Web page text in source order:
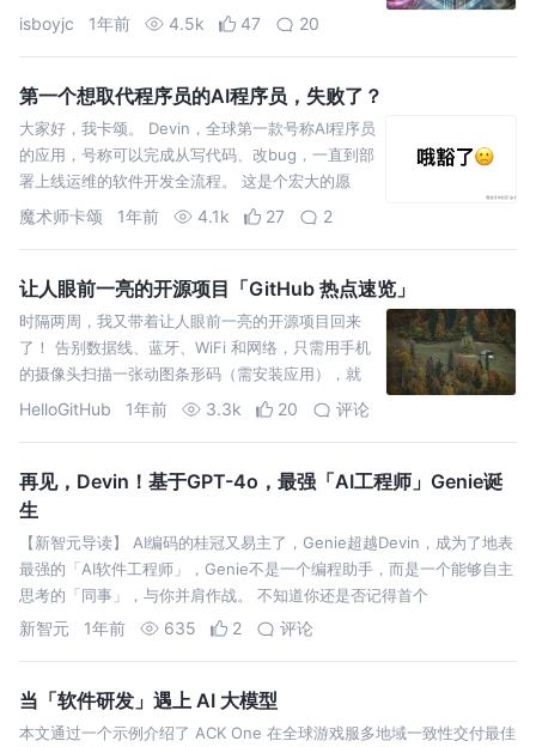
isboyjc 1年前 4.5k 47 20
第一个想取代程序员的AI程序员，失败了？
大家好，我卡颂。 Devin，全球第一款号称AI程序员
的应用，号称可以完成从写代码、改bug，一直到部
署上线运维的软件开发全流程。 这是个宏大的愿
景，如果实现了，毫无疑问对程序员岗位将造成极
魔术师卡颂 1年前 4.1k 27 2
让人眼前一亮的开源项目「GitHub 热点速览」
时隔两周，我又带着让人眼前一亮的开源项目回来
了！ 告别数据线、蓝牙、WiFi 和网络，只需用手机
的摄像头扫描一张动图条形码（需安装应用），就
能在设备间传输文件的 libcimbar，一款无需联网和
HelloGitHub 1年前 3.3k 20 评论
再见，Devin！基于GPT-4o，最强「AI工程师」Genie诞
生
【新智元导读】 AI编码的桂冠又易主了，Genie超越Devin，成为了地表
最强的「AI软件工程师」，Genie不是一个编程助手，而是一个能够自主
思考的「同事」，与你并肩作战。 不知道你还是否记得首个
新智元 1年前 635 2 评论
当「软件研发」遇上 AI 大模型
本文通过一个示例介绍了 ACK One 在全球游戏服多地域一致性交付最佳